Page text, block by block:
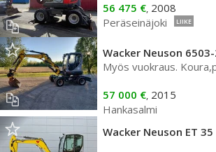
56 475 €, 2008
Peräseinäjoki
LIIKE
Wacker Neuson
Myös vuokraus.
57 000 €, 2015
Hankasalmi
Wacker Neuson ET 35